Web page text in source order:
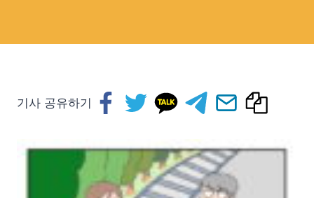
기사 공유하기